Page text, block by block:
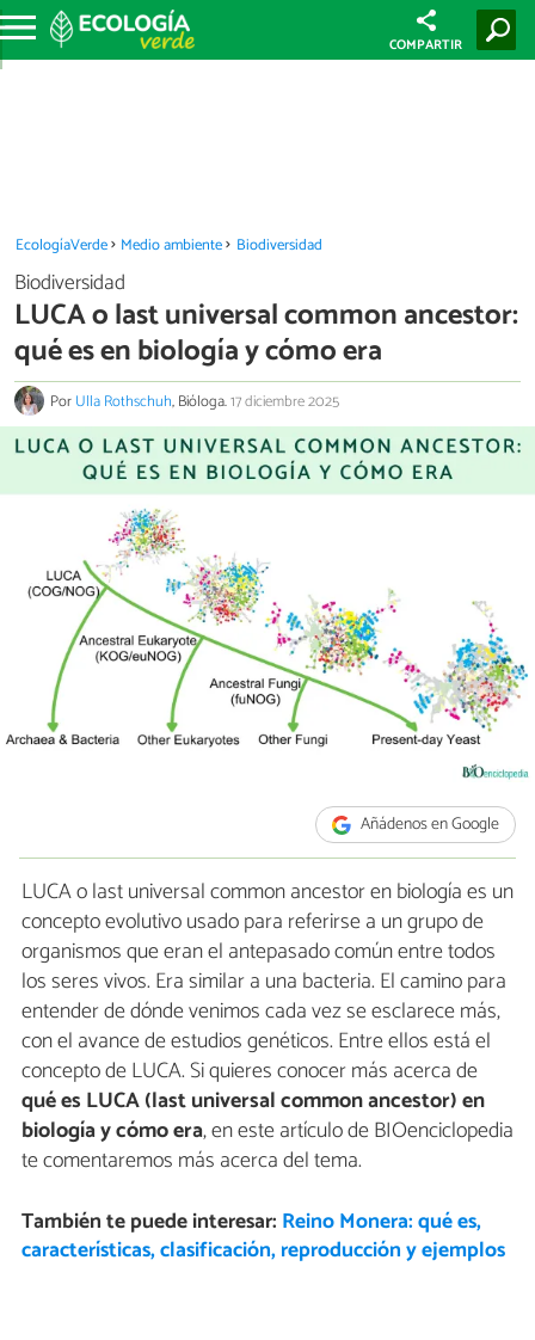
COMPARTIR
EcologíaVerde Medio ambiente Biodiversidad
Biodiversidad
LUCA o last universal common ancestor:
qué es en biología y cómo era
PorUlla Rothschuh, Bióloga.17 diciembre 2025
Añádenos en Google
LUCA o last universal common ancestor en biología es un
concepto evolutivo usado para referirse a un grupo de
organismos que eran el antepasado común entre todos
los seres vivos. Era similar a una bacteria. El camino para
entender de dónde venimos cada vez se esclarece más,
con el avance de estudios genéticos. Entre ellos está el
concepto de LUCA. Si quieres conocer más acerca de
qué es LUCA (last universal common ancestor) en
biología y cómo era, en este artículo de BIOenciclopedia
te comentaremos más acerca del tema.
También te puede interesar: Reino Monera: qué es,
características, clasificación, reproducción y ejemplos